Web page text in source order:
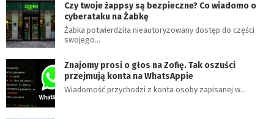
Czy twoje żappsy są bezpieczne? Co wiadomo o
cyberataku na Żabkę
Żabka potwierdziła nieautoryzowany dostęp do części
swojego…
Znajomy prosi o głos na Zofię. Tak oszuści
przejmują konta na WhatsAppie
Wiadomość przychodzi z konta osoby zapisanej w…